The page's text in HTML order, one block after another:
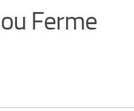
Ferme